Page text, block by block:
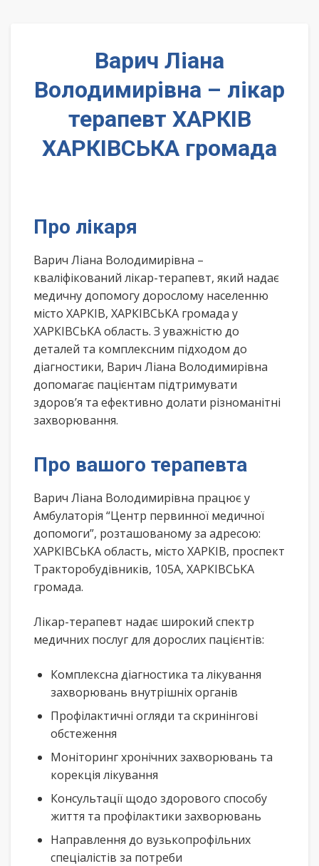
Варич Ліана
Володимирівна – лікар
терапевт ХАРКІВ
ХАРКІВСЬКА громада
Про лікаря
Варич Ліана Володимирівна –
кваліфікований лікар-терапевт, який надає
медичну допомогу дорослому населенню
місто ХАРКІВ, ХАРКІВСЬКА громада у
ХАРКІВСЬКА область. З уважністю до
деталей та комплексним підходом до
діагностики, Варич Ліана Володимирівна
допомагає пацієнтам підтримувати
здоров’я та ефективно долати різноманітні
захворювання.
Про вашого терапевта
Варич Ліана Володимирівна працює у
Амбулаторія “Центр первинної медичної
допомоги”, розташованому за адресою:
ХАРКІВСЬКА область, місто ХАРКІВ, проспект
Тракторобудівників, 105А, ХАРКІВСЬКА
громада.
Лікар-терапевт надає широкий спектр
медичних послуг для дорослих пацієнтів:
Комплексна діагностика та лікування
захворювань внутрішніх органів
Профілактичні огляди та скринінгові
обстеження
Моніторинг хронічних захворювань та
корекція лікування
Консультації щодо здорового способу
життя та профілактики захворювань
Направлення до вузькопрофільних
спеціалістів за потреби